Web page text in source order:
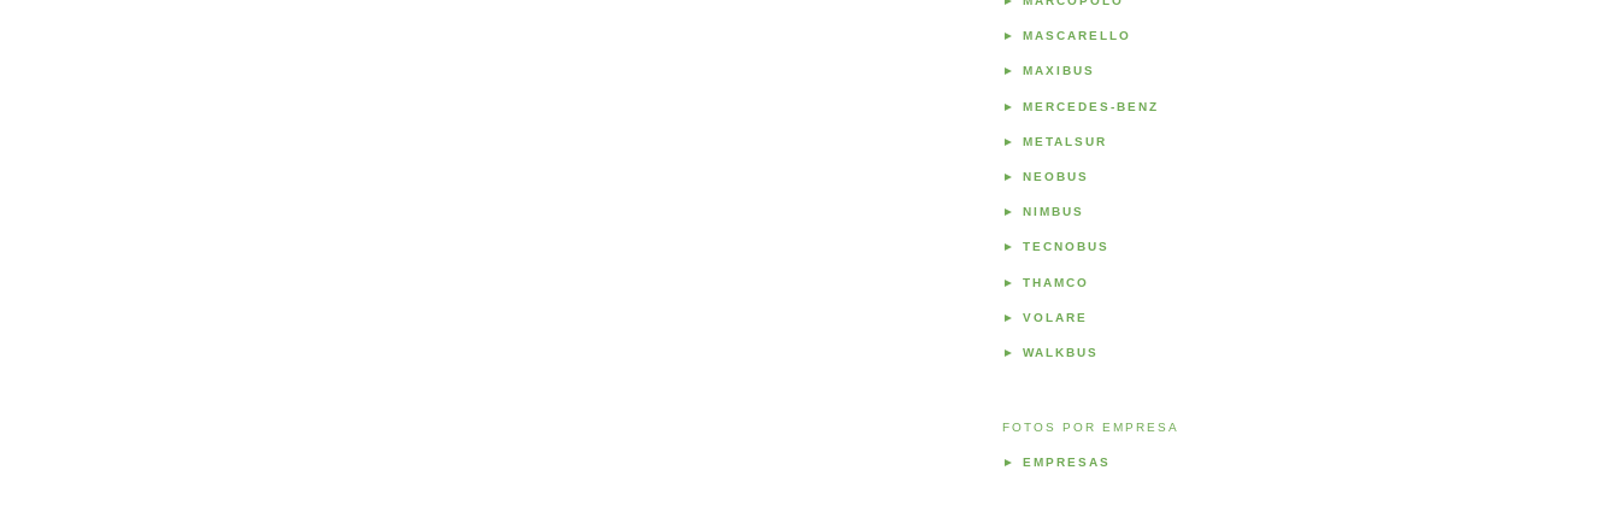
► MASCARELLO
► MAXIBUS
► MERCEDES-BENZ
► METALSUR
► NEOBUS
► NIMBUS
► TECNOBUS
► THAMCO
► VOLARE
► WALKBUS
FOTOS POR EMPRESA
► EMPRESAS